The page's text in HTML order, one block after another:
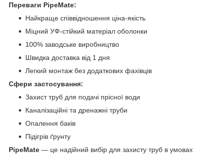
Переваги PipeMate:
Найкраще співвідношення ціна-якість
Міцний УФ-стійкий матеріал оболонки
100% заводське виробництво
Швидка доставка від 1 дня
Легкий монтаж без додаткових фахівців
Сфери застосування:
Захист труб для подачі прісної води
Каналізаційні та дренажні труби
Опалення баків
Підігрів ґрунту
PipeMate — це надійний вибір для захисту труб в умовах